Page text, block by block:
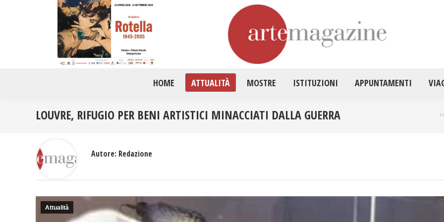
HOME ATTUALITÀ MOSTRE ISTITUZIONI APPUNTAMENTI
LOUVRE, RIFUGIO PER BENI ARTISTICI MINACCIATI DALLA GUERRA
Attualità
Autore: Redazione
HOME